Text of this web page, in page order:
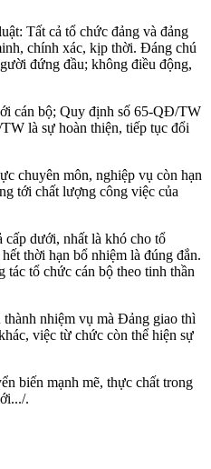
Tất cả tổ chức đảng và đảng
chính xác, kịp thời. Đáng chú
đứng đầu; không điều động,
cán bộ; Quy định số 65-QĐ/TW
là sự hoàn thiện, tiếp tục đổi
chuyên môn, nghiệp vụ còn hạn
tới chất lượng công việc của
cấp dưới, nhất là khó cho tổ
thời hạn bổ nhiệm là đúng đắn.
tổ chức cán bộ theo tinh thần
nhiệm vụ mà Đảng giao thì
việc từ chức còn thể hiện sự
biến mạnh mẽ, thực chất trong
.